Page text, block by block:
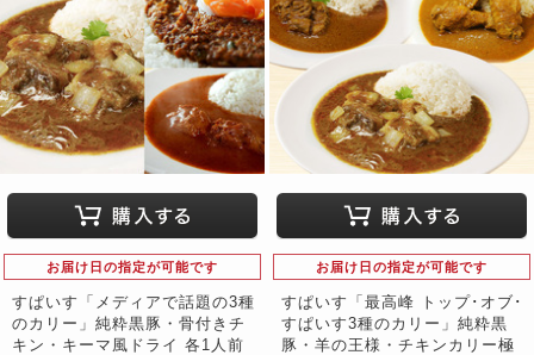
お届け日の指定が可能です
すぱいす「メディアで話題の3種
のカリー」純粋黒豚・骨付きチ
キン・キーマ風ドライ 各1人前
お届け日の指定が可能です
すぱいす「最高峰 トップ･オブ･
すぱいす3種のカリー」純粋黒
豚・羊の王様・チキンカリー極